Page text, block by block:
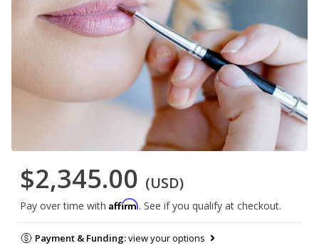
$2,345.00 (USD)
Pay over time with Affirm. See if you qualify at checkout.
Payment & Funding:view your options